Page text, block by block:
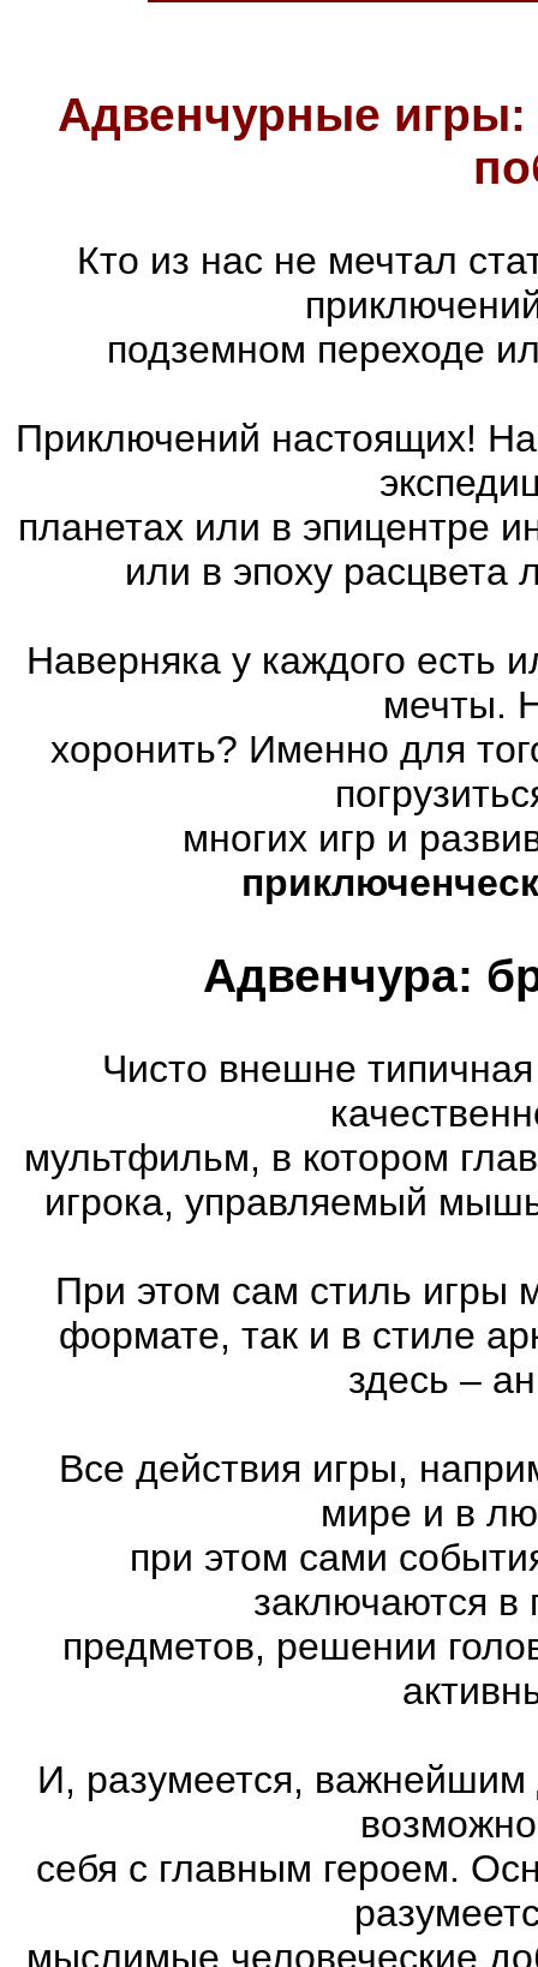
Адвенчурные
Кто из нас не мечтал
подземном переходе
Приключений настоящих! На
планетах или в эпицентре
или в эпоху
Наверняка у каждого есть
мечты.
хоронить? Именно для
многих игр и
Адвенчура:
Чисто внешне
мультфильм, в котором
игрока, управляемый
При этом сам стиль игры
формате, так и в стиле
здесь –
Все действия игры,
мире и в
при этом сами
заключаются в
предметов, решении
И, разумеется, важнейшим
себя с главным героем.
мыслимые человеческие